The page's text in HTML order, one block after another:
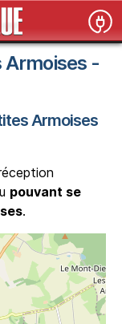
Armoises -
Armoises
pouvant se
.